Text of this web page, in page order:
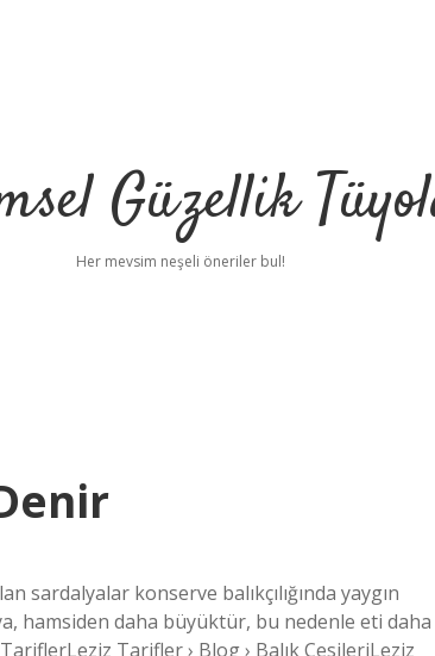
Güzellik
Her mevsim neşeli öneriler bul!
konserve balıkçılığında yaygın
hamsiden daha büyüktür, bu nedenle eti daha
Tarifler › Blog › Balık CesileriLeziz